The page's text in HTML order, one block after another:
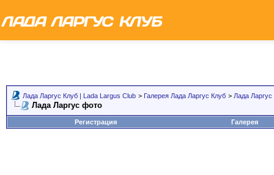
Лада Ларгус Клуб | Lada Largus Club > Галерея Лада Ларгус Клуб > Лада Ларгус
Лада Ларгус фото
Регистрация Галерея